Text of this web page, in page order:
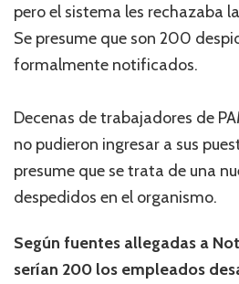
pero el sistema les rechazaba
Se presume que son 200
formalmente notificados.
Decenas de trabajadores de
no pudieron ingresar a sus
presume que se trata de una
despedidos en el organismo.
Según fuentes allegadas a
serían 200 los empleados